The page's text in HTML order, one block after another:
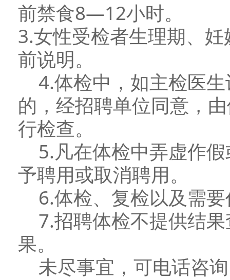
前禁食8—12小时。
3.女性受检者生理期、
前说明。
4.体检中，如主检医
的，经招聘单位同意，
行检查。
5.凡在体检中弄虚作
予聘用或取消聘用。
6.体检、复检以及需
7.招聘体检不提供结
果。
未尽事宜，可电话咨